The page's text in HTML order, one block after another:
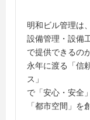
明和ビル管理は
設備管理・設備
で提供できるの
永年に渡る「信
ス」
で「安心・安全
「都市空間」を